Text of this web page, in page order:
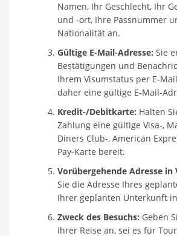
Namen, Ihr Geschlecht, Ihr
und -ort, Ihre Passnummer
Nationalität an.
Gültige E-Mail-Adresse: Sie
Bestätigungen und
Ihrem Visumstatus per E-
daher eine gültige E-Mail-
Kredit-/Debitkarte: Halten
Zahlung eine gültige Visa-,
Diners Club-, American
Pay-Karte bereit.
Vorübergehende Adresse in
Sie die Adresse Ihres
Ihrer geplanten Unterkunft
Zweck des Besuchs: Geben
Ihrer Reise an, sei es für